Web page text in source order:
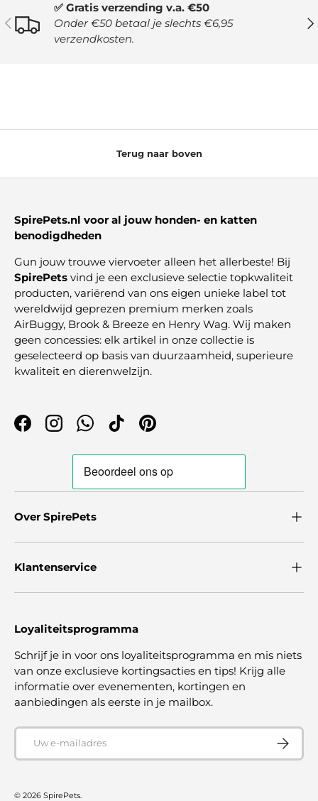
VORIGE
✅ Gratis verzending v.a. €50
Onder €50 betaal je slechts €6,95
verzendkosten.
Terug naar boven
SpirePets.nl voor al jouw honden- en katten
benodigdheden
Gun jouw trouwe viervoeter alleen het allerbeste! Bij
SpirePets vind je een exclusieve selectie topkwaliteit
producten, variërend van ons eigen unieke label tot
wereldwijd geprezen premium merken zoals
AirBuggy, Brook & Breeze en Henry Wag. Wij maken
geen concessies: elk artikel in onze collectie is
geselecteerd op basis van duurzaamheid, superieure
kwaliteit en dierenwelzijn.
FacebookInstagramWhatsApp
TikTokPinterest
Over SpirePets
Klantenservice
Loyaliteitsprogramma
Schrijf je in voor ons loyaliteitsprogramma en mis niets
van onze exclusieve kortingsacties en tips! Krijg alle
informatie over evenementen, kortingen en
aanbiedingen als eerste in je mailbox.
E-mailadres
© 2026 SpirePets